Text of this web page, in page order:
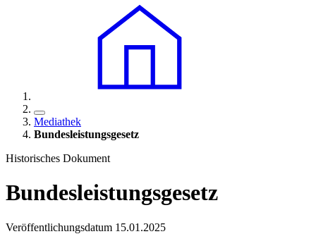
Mediathek
Bundesleistungsgesetz
Historisches Dokument
Bundesleistungsgesetz
Veröffentlichungsdatum 15.01.2025